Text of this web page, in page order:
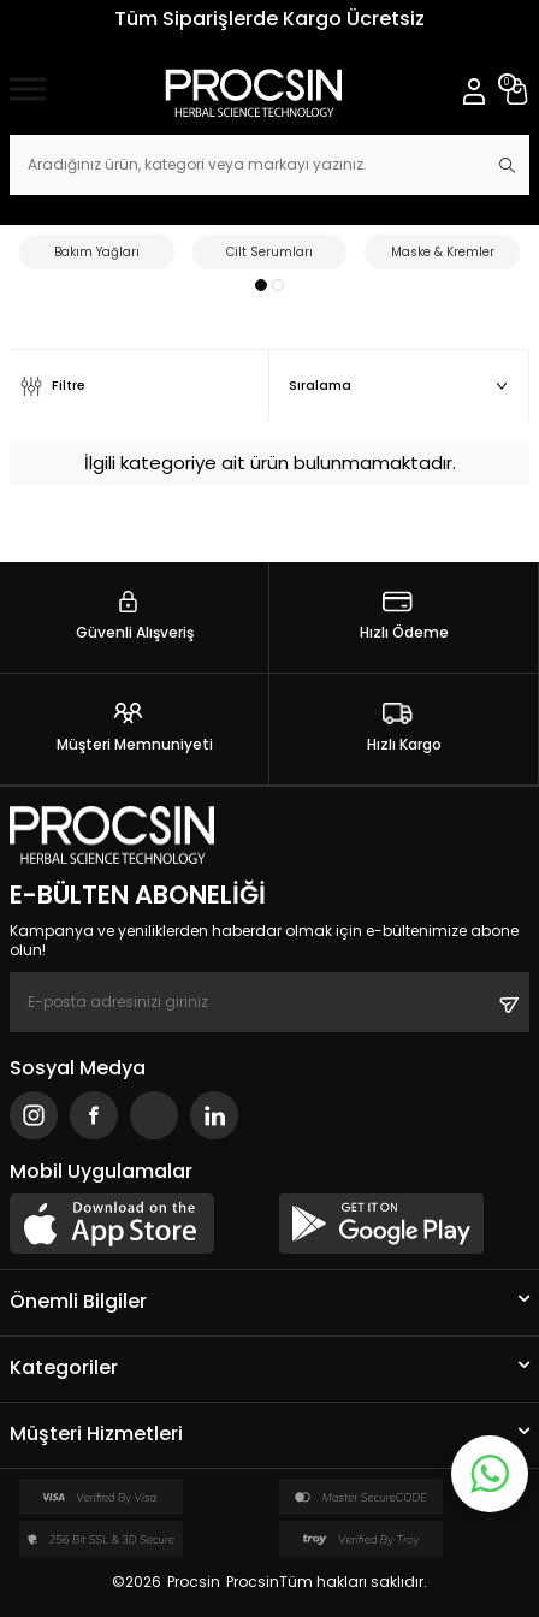
Tüm Siparişlerde Kargo Ücretsiz
0
Bakım Yağları Cilt Serumları Maske & Kremler
Filtre
İlgili kategoriye ait ürün bulunmamaktadır.
Güvenli Alışveriş Hızlı Ödeme
Müşteri Memnuniyeti Hızlı Kargo
E-BÜLTEN ABONELIĞI
Kampanya ve yeniliklerden haberdar olmak için e-bültenimize abone
olun!
Sosyal Medya
Mobil Uygulamalar
Önemli Bilgiler
Kategoriler
Müşteri Hizmetleri
©2026 Procsin ProcsinTüm hakları saklıdır.